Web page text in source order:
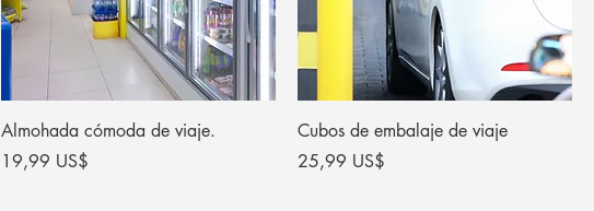
Almohada cómoda de viaje.
Precio
19,99 US$
Cubos de embalaje de viaje
Precio
25,99 US$